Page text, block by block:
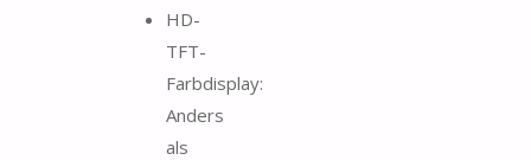
HD-
TFT-
Farbdisplay:
Anders
als